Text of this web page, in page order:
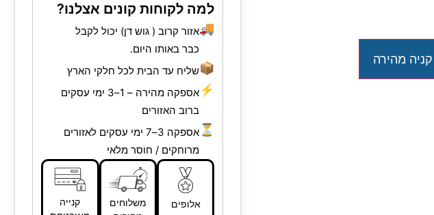
קניה מהירה
למה לקוחות קונים אצלנו?
🚚אזור קרוב ( גוש דן) יכול לקבל
כבר באותו היום.
📦שליח עד הבית לכל חלקי הארץ
⚡
אספקה מהירה – 1–3 ימי עסקים
ברוב האזורים
⏳
אספקה 3–7 ימי עסקים לאזורים
מרוחקים / חוסר מלאי
אלופים
משלוחים
קנייה